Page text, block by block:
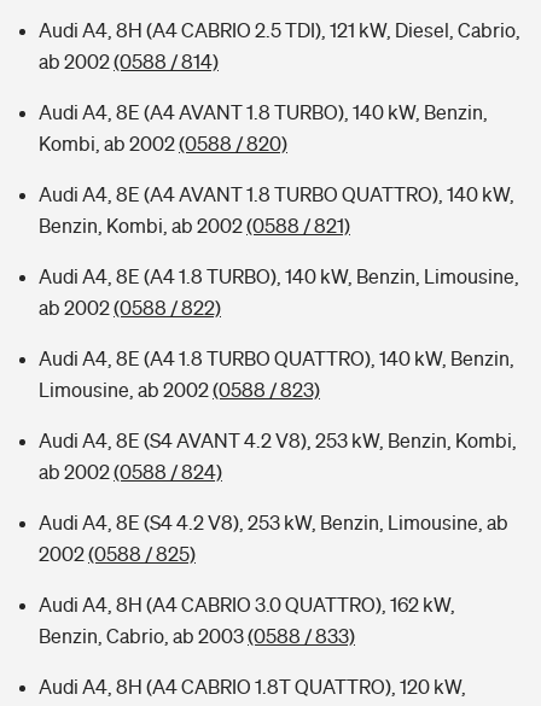
Audi A4, 8H (A4 CABRIO 2.5 TDI), 121 kW, Diesel, Cabrio,
ab 2002(0588 / 814)
Audi A4, 8E (A4 AVANT 1.8 TURBO), 140 kW, Benzin,
Kombi, ab 2002(0588 / 820)
Audi A4, 8E (A4 AVANT 1.8 TURBO QUATTRO), 140 kW,
Benzin, Kombi, ab 2002(0588 / 821)
Audi A4, 8E (A4 1.8 TURBO), 140 kW, Benzin, Limousine,
ab 2002(0588 / 822)
Audi A4, 8E (A4 1.8 TURBO QUATTRO), 140 kW, Benzin,
Limousine, ab 2002(0588 / 823)
Audi A4, 8E (S4 AVANT 4.2 V8), 253 kW, Benzin, Kombi,
ab 2002(0588 / 824)
Audi A4, 8E (S4 4.2 V8), 253 kW, Benzin, Limousine, ab
2002(0588 / 825)
Audi A4, 8H (A4 CABRIO 3.0 QUATTRO), 162 kW,
Benzin, Cabrio, ab 2003(0588 / 833)
Audi A4, 8H (A4 CABRIO 1.8T QUATTRO), 120 kW,